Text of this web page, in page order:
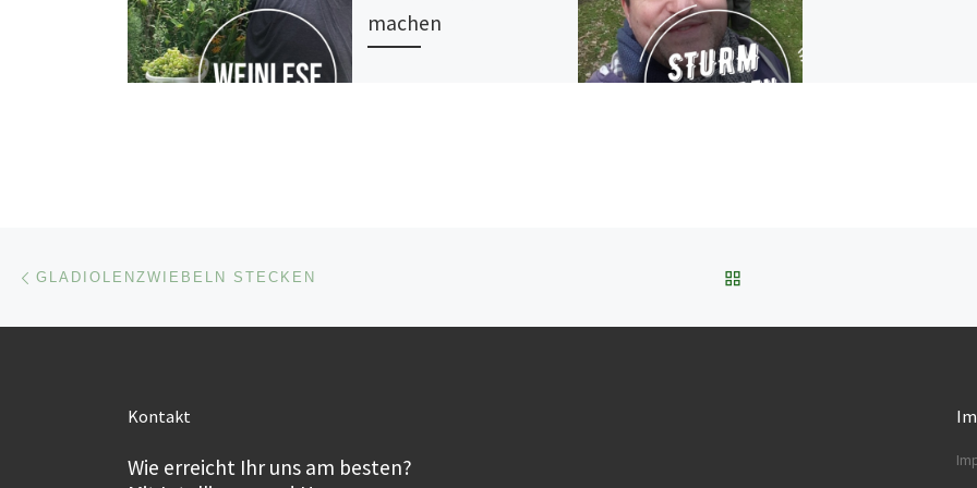
machen
Beitragsnavigation
GLADIOLENZWIEBELN STECKEN
Kontakt
Wie erreicht Ihr uns am besten?